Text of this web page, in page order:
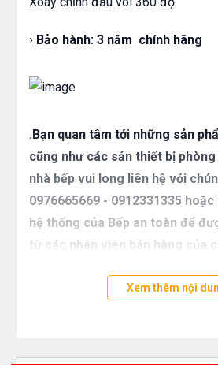
› Bảo hành: 3 năm chính hãng
.Bạn quan tâm tới những sản
cũng như các sản thiết bị
nhà bếp vui long liên hệ với
0976665669 - 0912331335
hệ thống của Bếp an toàn để
từ các nhân viên bán hàng của
Xem thêm nội